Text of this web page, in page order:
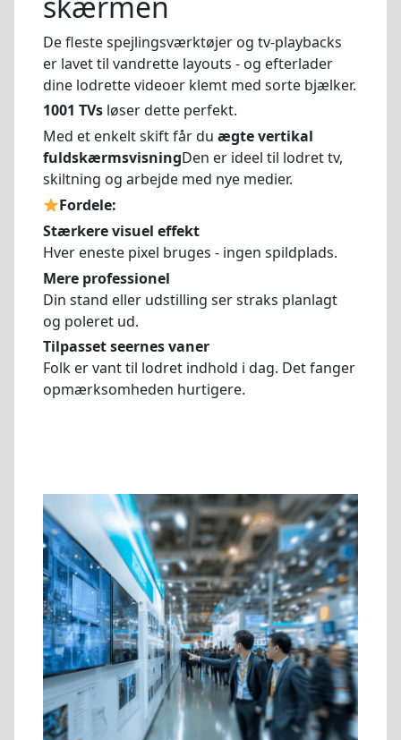
De fleste spejlingsværktøjer og tv-playbacks
er lavet til vandrette layouts - og efterlader
dine lodrette videoer klemt med sorte bjælker.
1001 TVs løser dette perfekt.
Med et enkelt skift får du ægte vertikal
fuldskærmsvisningDen er ideel til lodret tv,
skiltning og arbejde med nye medier.
Fordele:
Stærkere visuel effekt
Hver eneste pixel bruges - ingen spildplads.
Mere professionel
Din stand eller udstilling ser straks planlagt
og poleret ud.
Tilpasset seernes vaner
Folk er vant til lodret indhold i dag. Det fanger
opmærksomheden hurtigere.